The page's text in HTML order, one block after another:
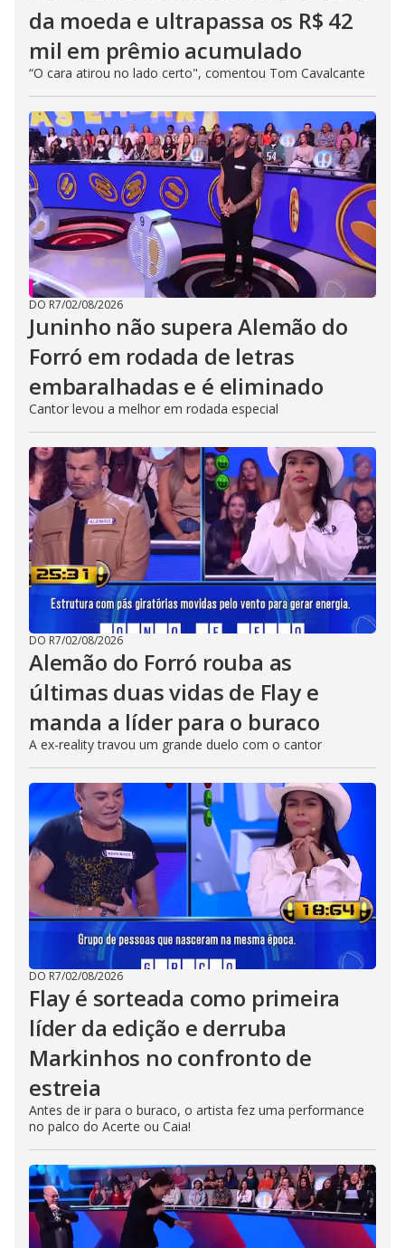
da moeda e ultrapassa os R$ 42
mil em prêmio acumulado
“O cara atirou no lado certo", comentou Tom Cavalcante
DO R7/02/08/2026
Juninho não supera Alemão do
Forró em rodada de letras
embaralhadas e é eliminado
Cantor levou a melhor em rodada especial
DO R7/02/08/2026
Alemão do Forró rouba as
últimas duas vidas de Flay e
manda a líder para o buraco
A ex-reality travou um grande duelo com o cantor
DO R7/02/08/2026
Flay é sorteada como primeira
líder da edição e derruba
Markinhos no confronto de
estreia
Antes de ir para o buraco, o artista fez uma performance
no palco do Acerte ou Caia!